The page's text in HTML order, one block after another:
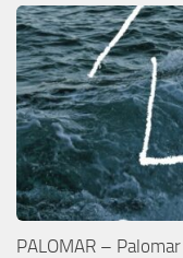
PALOMAR – Palomar